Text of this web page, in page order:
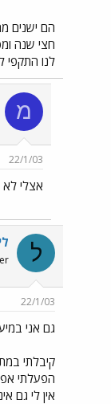
הם ישנים
חצי שנה
לנו התקפי
מ
22/1/03
אצלי לא
ל
22/1/03
גם אני
קיבלתי
הפעלתי
אין לי גם